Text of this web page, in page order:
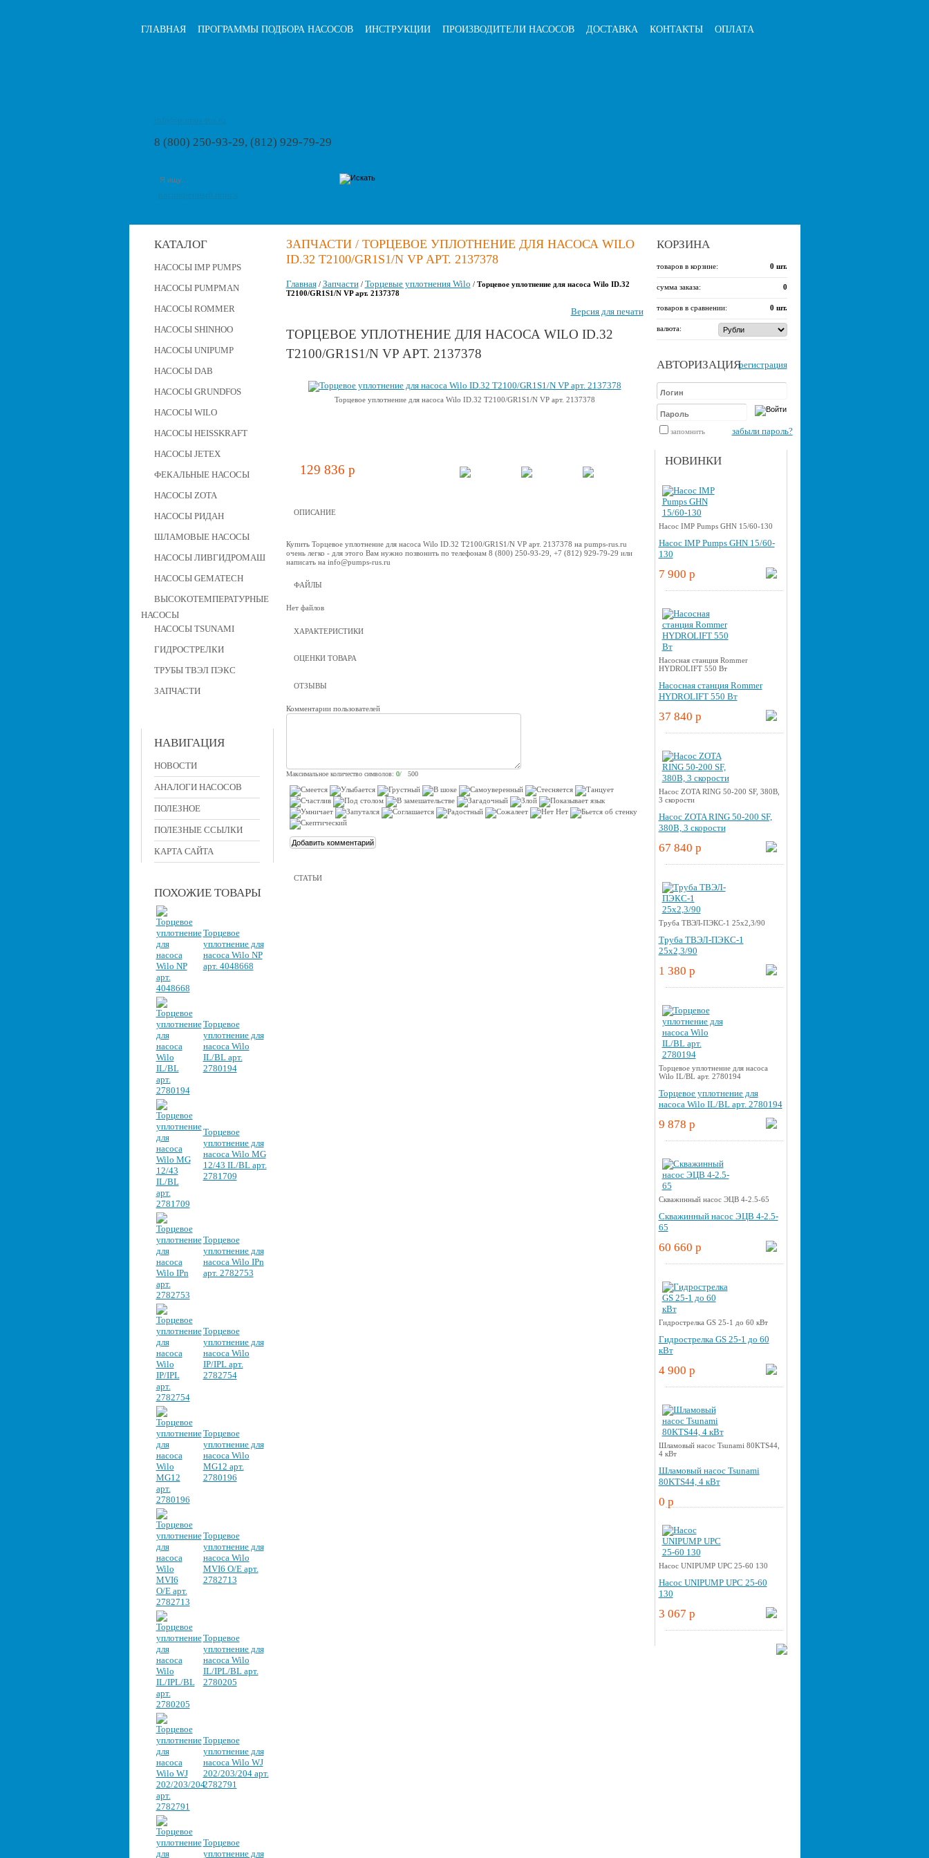
ГЛАВНАЯ ПРОГРАММЫ ПОДБОРА НАСОСОВ ИНСТРУКЦИИ ПРОИЗВОДИТЕЛИ НАСОСОВ ДОСТАВКА КОНТАКТЫ ОПЛАТА
8 (800) 250-93-29, (812) 929-79-29
КАТАЛОГ
НАСОСЫ IMP PUMPS
НАСОСЫ PUMPMAN
НАСОСЫ ROMMER
НАСОСЫ SHINHOO
НАСОСЫ UNIPUMP
НАСОСЫ DAB
НАСОСЫ GRUNDFOS
НАСОСЫ WILO
НАСОСЫ HEISSKRAFT
НАСОСЫ JETEX
ФЕКАЛЬНЫЕ НАСОСЫ
НАСОСЫ ZOTA
НАСОСЫ РИДАН
ШЛАМОВЫЕ НАСОСЫ
НАСОСЫ ЛИВГИДРОМАШ
НАСОСЫ GEMATECH
ВЫСОКОТЕМПЕРАТУРНЫЕ
НАСОСЫ
НАСОСЫ TSUNAMI
ГИДРОСТРЕЛКИ
ТРУБЫ ТВЭЛ ПЭКС
ЗАПЧАСТИ
НАВИГАЦИЯ
НОВОСТИ
АНАЛОГИ НАСОСОВ
ПОЛЕЗНОЕ
ПОЛЕЗНЫЕ ССЫЛКИ
КАРТА САЙТА
ПОХОЖИЕ ТОВАРЫ
Торцевое
уплотнение для
насоса Wilo NP
арт. 4048668
Торцевое
уплотнение для
насоса Wilo
IL/BL арт.
2780194
Торцевое
уплотнение для
насоса Wilo MG
12/43 IL/BL арт.
2781709
Торцевое
уплотнение для
насоса Wilo IPn
арт. 2782753
Торцевое
уплотнение для
насоса Wilo
IP/IPL арт.
2782754
Торцевое
уплотнение для
насоса Wilo
MG12 арт.
2780196
Торцевое
уплотнение для
насоса Wilo
MVI6 O/E арт.
2782713
Торцевое
уплотнение для
насоса Wilo
IL/IPL/BL арт.
2780205
Торцевое
уплотнение для
насоса Wilo WJ
202/203/204 арт.
2782791
Торцевое
уплотнение для
КОРЗИНА
товаров в корзине: 0 шт.
сумма заказа: 0
товаров в сравнении: 0 шт.
валюта:
АВТОРИЗАЦИЯрегистрация
запомнить забыли пароль?
НОВИНКИ
Насос IMP Pumps GHN 15/60-130
Насос IMP Pumps GHN 15/60-
130
7 900 p
Насосная станция Rommer
HYDROLIFT 550 Вт
Насосная станция Rommer
HYDROLIFT 550 Вт
37 840 p
Насос ZOTA RING 50-200 SF, 380В,
3 скорости
Насос ZOTA RING 50-200 SF,
380В, 3 скорости
67 840 p
Труба ТВЭЛ-ПЭКС-1 25x2,3/90
Труба ТВЭЛ-ПЭКС-1
25x2,3/90
1 380 p
Торцевое уплотнение для насоса
Wilo IL/BL арт. 2780194
Торцевое уплотнение для
насоса Wilo IL/BL арт. 2780194
9 878 p
Скважинный насос ЭЦВ 4-2.5-65
Скважинный насос ЭЦВ 4-2.5-
65
60 660 p
Гидрострелка GS 25-1 до 60 кВт
Гидрострелка GS 25-1 до 60
кВт
4 900 p
Шламовый насос Tsunami 80KTS44,
4 кВт
Шламовый насос Tsunami
80KTS44, 4 кВт
0 p
Насос UNIPUMP UPС 25-60 130
Насос UNIPUMP UPС 25-60
130
3 067 p
ЗАПЧАСТИ / ТОРЦЕВОЕ УПЛОТНЕНИЕ ДЛЯ НАСОСА WILO
ID.32 T2100/GR1S1/N VP АРТ. 2137378
Главная/ Запчасти/ Торцевые уплотнения Wilo / Торцевое уплотнение для насоса Wilo ID.32
T2100/GR1S1/N VP арт. 2137378
Версия для печати
ТОРЦЕВОЕ УПЛОТНЕНИЕ ДЛЯ НАСОСА WILO ID.32
T2100/GR1S1/N VP АРТ. 2137378
Торцевое уплотнение для насоса Wilo ID.32 T2100/GR1S1/N VP арт. 2137378
129 836 p
ОПИСАНИЕ
Купить Торцевое уплотнение для насоса Wilo ID.32 T2100/GR1S1/N VP арт. 2137378 на pumps-rus.ru
очень легко - для этого Вам нужно позвонить по телефонам 8 (800) 250-93-29, +7 (812) 929-79-29 или
написать на info@pumps-rus.ru
ФАЙЛЫ
Нет файлов
ХАРАКТЕРИСТИКИ
ОЦЕНКИ ТОВАРА
ОТЗЫВЫ
Комментарии пользователей
Максимальное количество символов: 0/ 500
СТАТЬИ